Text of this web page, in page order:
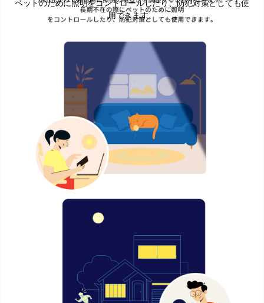
ペットのために照明をコントロールしたり、防犯対策としても使
用できます。